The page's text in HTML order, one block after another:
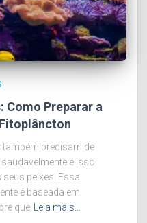
Como Preparar a
precisam de
e isso
peixes. Essa
é baseada em
que
Leia mais…